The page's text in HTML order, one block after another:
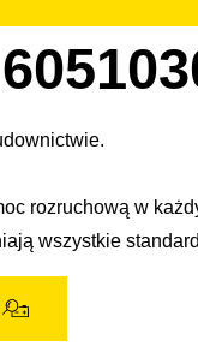
rozruchową w
wszystkie